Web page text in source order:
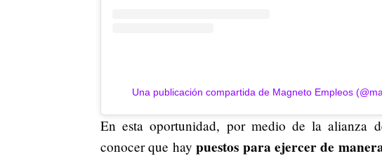
Una publicación compartida de Magneto Empleos
En esta oportunidad, por medio de la alianza
conocer que haypuestos para ejercer de